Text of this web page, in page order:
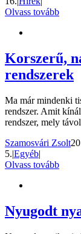
Olvass tovább
Korszerű,
rendszerek
Ma már mindenki
rendszer. Amit
rendszer, mely
Szamosvári Zsolt
5.|Egyéb|
Olvass tovább
Nyugodt